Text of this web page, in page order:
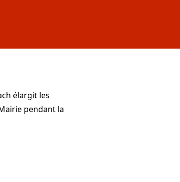
élargit les
pendant la